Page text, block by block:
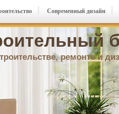
ремонте и
Современный дизайн